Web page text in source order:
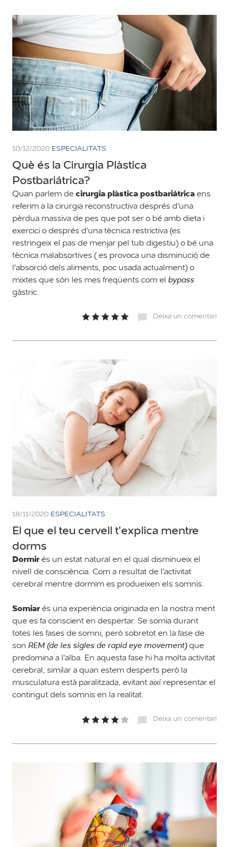
10/12/2020 ESPECIALITATS
Què és la Cirurgia Plàstica
Postbariátrica?
Quan parlem decirurgia plàstica postbariátricaens
referim a la cirurgia reconstructiva després d'una
pèrdua massiva de pes que pot ser o bé amb dieta i
exercici o després d'una tècnica restrictiva (es
restringeix el pas de menjar pel tub digestiu) o bé una
tècnica malabsortives ( es provoca una disminució de
l'absorció dels aliments, poc usada actualment) o
mixtes que són les mes freqüents com el bypass
gàstric.
Deixa un comentari
18/11/2020 ESPECIALITATS
El que el teu cervell t'explica mentre
dorms
Dormirés un estat natural en el qual disminueix el
nivell de consciència. Com a resultat de l'activitat
cerebral mentre dormim es produeixen els somnis.
Somiarés una experiència originada en la nostra ment
que es fa conscient en despertar. Se somia durant
totes les fases de somni, però sobretot en la fase de
son REM (de les sigles de rapid eye movement)que
predomina a l'alba. En aquesta fase hi ha molta activitat
cerebral, similar a quan estem desperts però la
musculatura està paralitzada, evitant així representar el
contingut dels somnis en la realitat.
Deixa un comentari